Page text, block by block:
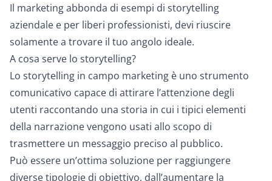
Il marketing abbonda di esempi di storytelling
aziendale e per liberi professionisti, devi riuscire
solamente a trovare il tuo angolo ideale.
A cosa serve lo storytelling?
Lo storytelling in campo marketing è uno strumento
comunicativo capace di attirare l’attenzione degli
utenti raccontando una storia in cui i tipici elementi
della narrazione vengono usati allo scopo di
trasmettere un messaggio preciso al pubblico.
Può essere un’ottima soluzione per raggiungere
diverse tipologie di obiettivo, dall’aumentare la